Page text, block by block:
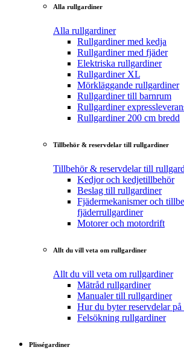
Alla rullgardiner
Alla rullgardiner
Rullgardiner med kedja
Rullgardiner med fjäder
Elektriska rullgardiner
Rullgardiner XL
Mörkläggande rullgardiner
Rullgardiner till barnrum
Rullgardiner
Rullgardiner 200 cm bredd
Tillbehör & reservdelar till rullgardiner
Tillbehör & reservdelar till
Kedjor och kedjetillbehör
Beslag till rullgardiner
Fjädermekanismer och
fjäderrullgardiner
Motorer och motordrift
Allt du vill veta om rullgardiner
Allt du vill veta om rullgardiner
Mätråd rullgardiner
Manualer till rullgardiner
Hur du byter reservdelar
Felsökning rullgardiner
Plisségardiner